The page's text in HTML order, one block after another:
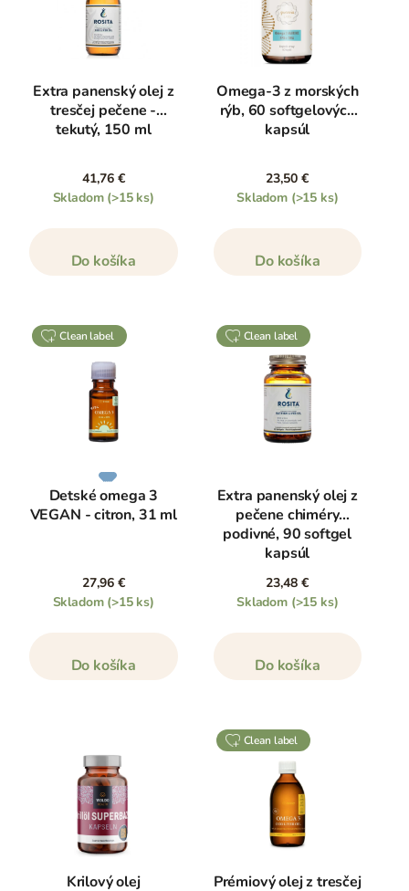
Pre pokračovanie v čítaní tohto článku zíďte na koniec
akých potravinách omega 3 nájsť, ale aj aký je rozdiel
medzi vajcami od sliepok vo voľnom výbehu alebo v
klietkach a aké doplnky stravy sú najlepšie.
Extra panenský olej z
tresčej pečene -
tekutý, 150 ml
41,76 €
Skladom (>15 ks)
Do košíka
Omega-3 z morských
rýb, 60 softgelových
kapsúl
23,50 €
Skladom (>15 ks)
Do košíka
clean label
Detské omega 3
VEGAN - citron, 31 ml
27,96 €
Skladom (>15 ks)
Do košíka
clean label
Extra panenský olej z
pečene chiméry
podivné, 90 softgel
kapsúl
23,48 €
Skladom (>15 ks)
Do košíka
Krilový olej
clean label
Prémiový olej z tresčej